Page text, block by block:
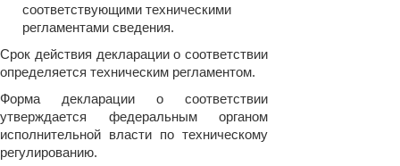
соответствующими техническими
регламентами сведения.
Срок действия декларации о соответствии
определяется техническим регламентом.
Форма декларации о соответствии
утверждается федеральным органом
исполнительной власти по техническому
регулированию.